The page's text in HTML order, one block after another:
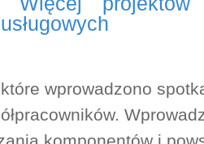
wprowadzono